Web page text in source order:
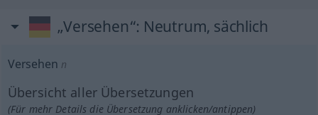
„Versehen“: Neutrum, sächlich
Versehen n
Übersicht aller Übersetzungen
(Für mehr Details die Übersetzung anklicken/antippen)